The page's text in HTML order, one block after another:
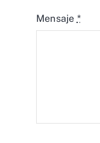
Mensaje *